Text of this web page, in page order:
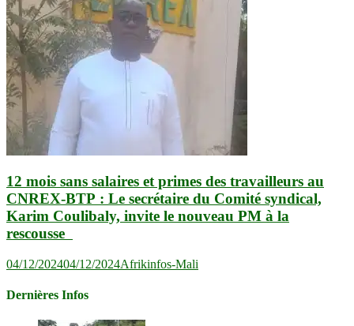
12 mois sans salaires et primes des travailleurs au
CNREX-BTP : Le secrétaire du Comité syndical,
Karim Coulibaly, invite le nouveau PM à la
rescousse
04/12/202404/12/2024Afrikinfos-Mali
Dernières Infos